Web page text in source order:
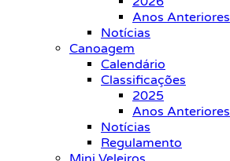
Anos Anteriores
Notícias
Canoagem
Calendário
Classificações
2025
Anos Anteriores
Notícias
Regulamento